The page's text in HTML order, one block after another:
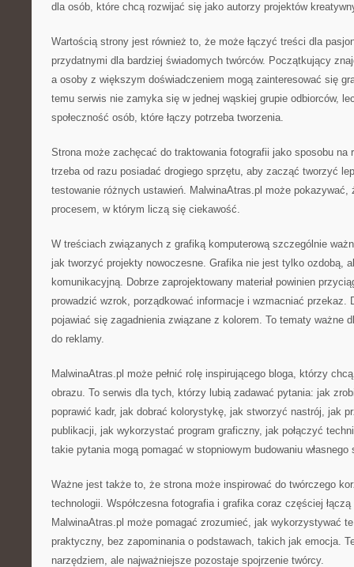
dla osób, które chcą rozwijać się jako autorzy projektów
Wartością strony jest również to, że może łączyć treści dla
przydatnymi dla bardziej świadomych twórców. Początkujący
a osoby z większym doświadczeniem mogą zainteresować się
temu serwis nie zamyka się w jednej wąskiej grupie odbiorców,
społeczność osób, które łączy potrzeba tworzenia.
Strona może zachęcać do traktowania fotografii jako sposobu na
trzeba od razu posiadać drogiego sprzętu, aby zacząć tworzyć
testowanie różnych ustawień. MalwinaAtras.pl może pokazywać,
procesem, w którym liczą się ciekawość.
W treściach związanych z grafiką komputerową szczególnie
jak tworzyć projekty nowoczesne. Grafika nie jest tylko ozdobą,
komunikacyjną. Dobrze zaprojektowany materiał powinien
prowadzić wzrok, porządkować informacje i wzmacniać przekaz.
pojawiać się zagadnienia związane z kolorem. To tematy ważne
do reklamy.
MalwinaAtras.pl może pełnić rolę inspirującego bloga, którzy
obrazu. To serwis dla tych, którzy lubią zadawać pytania: jak
poprawić kadr, jak dobrać kolorystykę, jak stworzyć nastrój, jak
publikacji, jak wykorzystać program graficzny, jak połączyć
takie pytania mogą pomagać w stopniowym budowaniu własnego
Ważne jest także to, że strona może inspirować do twórczego
technologii. Współczesna fotografia i grafika coraz częściej
MalwinaAtras.pl może pomagać zrozumieć, jak wykorzystywać
praktyczny, bez zapominania o podstawach, takich jak emocja.
narzędziem, ale najważniejsze pozostaje spojrzenie twórcy.